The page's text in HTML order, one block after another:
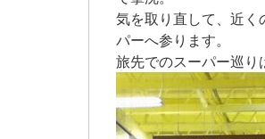
気を取り直して、近く
パーへ参ります。
旅先でのスーパー巡り